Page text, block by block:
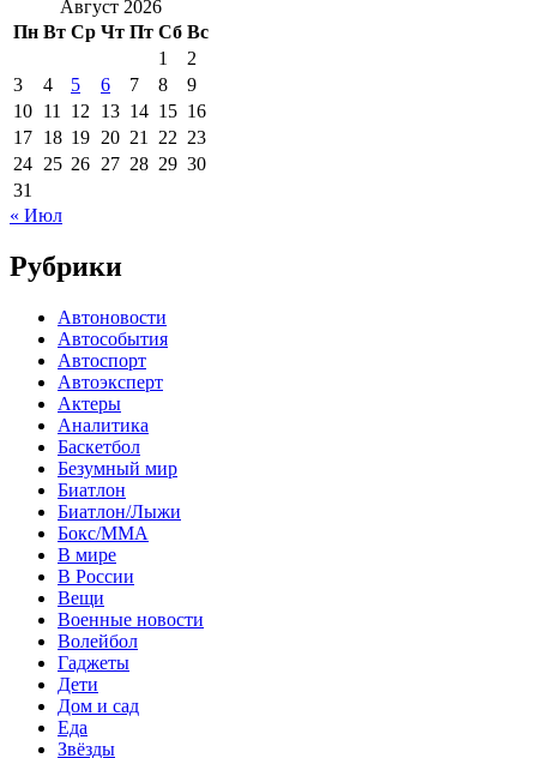
Август 2026
Пн Вт Ср Чт Пт Сб Вс
1
2
3
4 5 6 7 8
9
10 11 12 13 14 15 16
17 18 19 20 21 22 23
24 25 26 27 28 29 30
31
« Июл
Рубрики
Автоновости
Автособытия
Автоспорт
Автоэксперт
Актеры
Аналитика
Баскетбол
Безумный мир
Биатлон
Биатлон/Лыжи
Бокс/MMA
В мире
В России
Вещи
Военные новости
Волейбол
Гаджеты
Дети
Дом и сад
Еда
Звёзды